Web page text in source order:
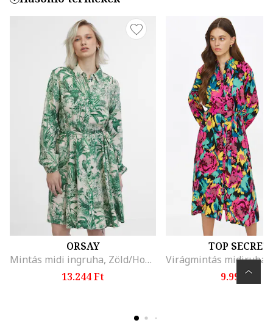
ORSAY
Mintás midi ingruha, Zöld/Homokbarna
13.244 Ft
TOP SECRET
9.995 Ft